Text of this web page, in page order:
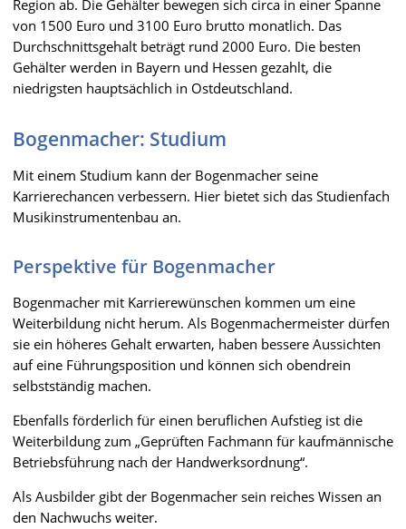
Region ab. Die Gehälter bewegen sich circa in einer Spanne
von 1500 Euro und 3100 Euro brutto monatlich. Das
Durchschnittsgehalt beträgt rund 2000 Euro. Die besten
Gehälter werden in Bayern und Hessen gezahlt, die
niedrigsten hauptsächlich in Ostdeutschland.
Bogenmacher: Studium
Mit einem Studium kann der Bogenmacher seine
Karrierechancen verbessern. Hier bietet sich das Studienfach
Musikinstrumentenbau an.
Perspektive für Bogenmacher
Bogenmacher mit Karrierewünschen kommen um eine
Weiterbildung nicht herum. Als Bogenmachermeister dürfen
sie ein höheres Gehalt erwarten, haben bessere Aussichten
auf eine Führungsposition und können sich obendrein
selbstständig machen.
Ebenfalls förderlich für einen beruflichen Aufstieg ist die
Weiterbildung zum „Geprüften Fachmann für kaufmännische
Betriebsführung nach der Handwerksordnung“.
Als Ausbilder gibt der Bogenmacher sein reiches Wissen an
den Nachwuchs weiter.